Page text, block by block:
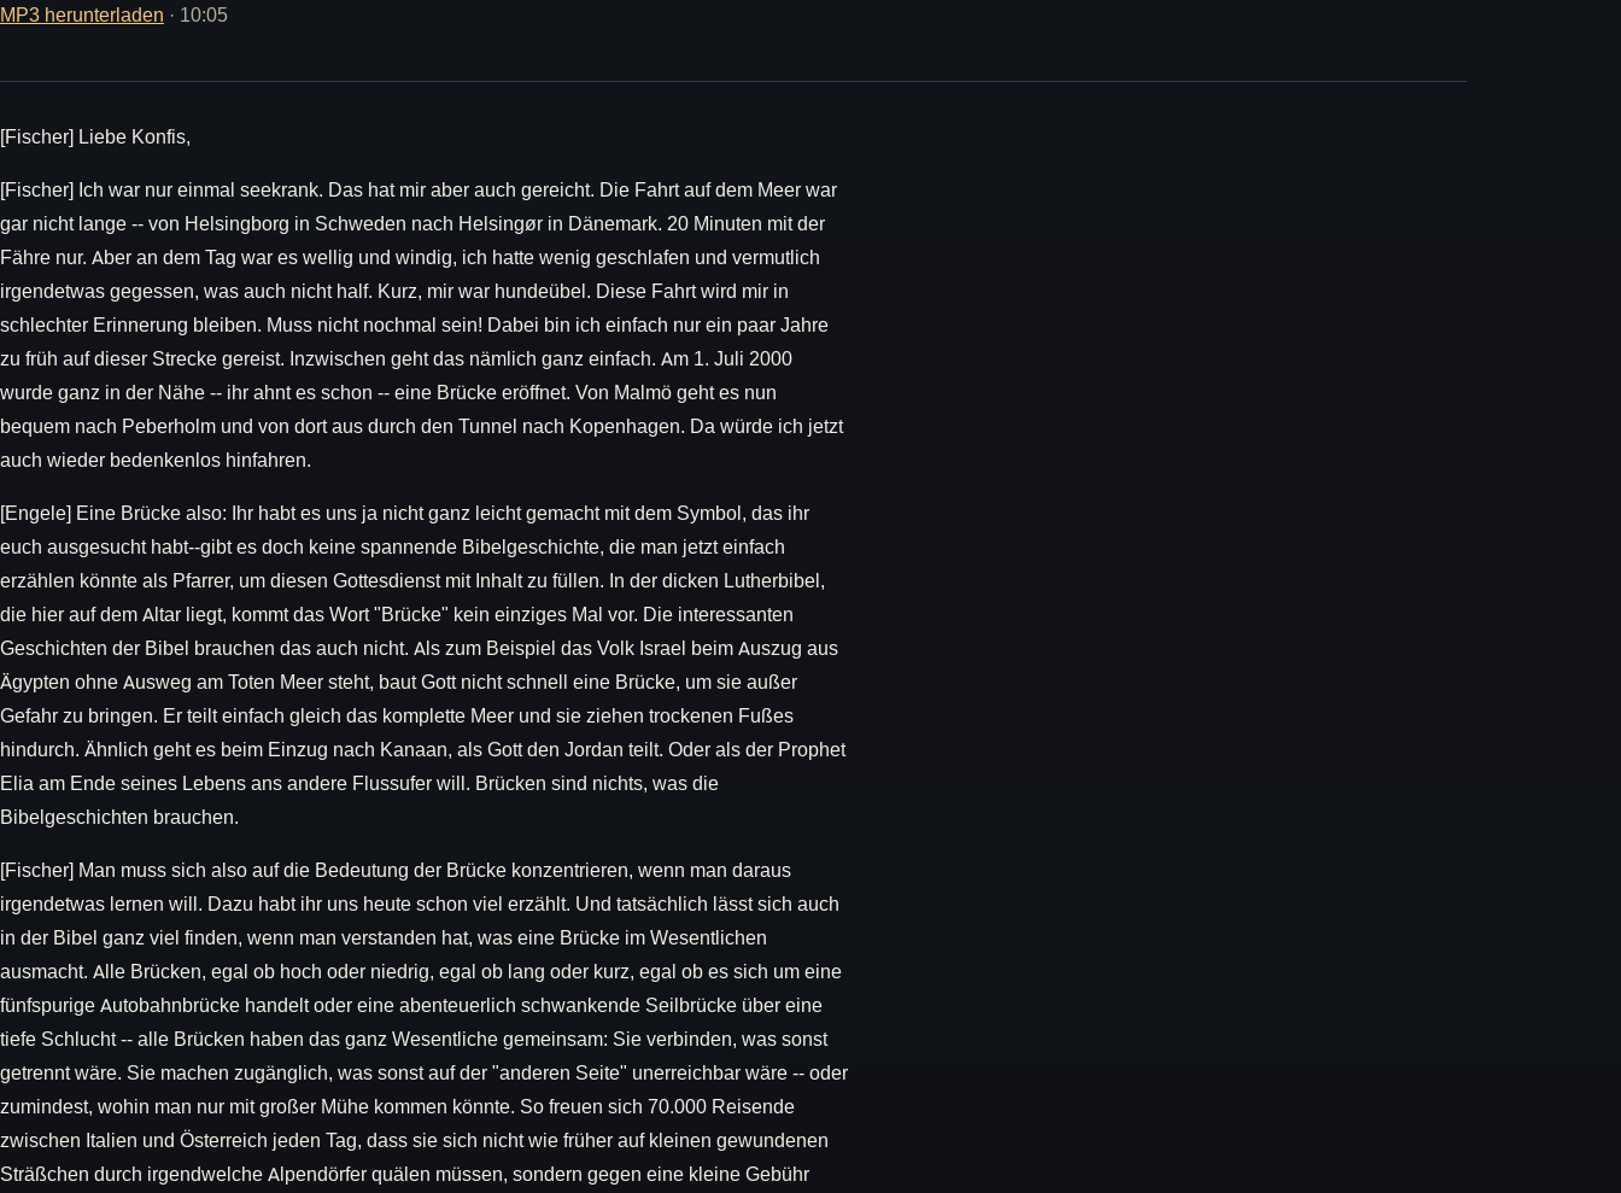
MP3 herunterladen · 10:05
[Fischer] Liebe Konfis,
[Fischer] Ich war nur einmal seekrank. Das hat mir aber auch gereicht. Die Fahrt auf dem Meer war
gar nicht lange -- von Helsingborg in Schweden nach Helsingør in Dänemark. 20 Minuten mit der
Fähre nur. Aber an dem Tag war es wellig und windig, ich hatte wenig geschlafen und vermutlich
irgendetwas gegessen, was auch nicht half. Kurz, mir war hundeübel. Diese Fahrt wird mir in
schlechter Erinnerung bleiben. Muss nicht nochmal sein! Dabei bin ich einfach nur ein paar Jahre
zu früh auf dieser Strecke gereist. Inzwischen geht das nämlich ganz einfach. Am 1. Juli 2000
wurde ganz in der Nähe -- ihr ahnt es schon -- eine Brücke eröffnet. Von Malmö geht es nun
bequem nach Peberholm und von dort aus durch den Tunnel nach Kopenhagen. Da würde ich jetzt
auch wieder bedenkenlos hinfahren.
[Engele] Eine Brücke also: Ihr habt es uns ja nicht ganz leicht gemacht mit dem Symbol, das ihr
euch ausgesucht habt--gibt es doch keine spannende Bibelgeschichte, die man jetzt einfach
erzählen könnte als Pfarrer, um diesen Gottesdienst mit Inhalt zu füllen. In der dicken Lutherbibel,
die hier auf dem Altar liegt, kommt das Wort "Brücke" kein einziges Mal vor. Die interessanten
Geschichten der Bibel brauchen das auch nicht. Als zum Beispiel das Volk Israel beim Auszug aus
Ägypten ohne Ausweg am Toten Meer steht, baut Gott nicht schnell eine Brücke, um sie außer
Gefahr zu bringen. Er teilt einfach gleich das komplette Meer und sie ziehen trockenen Fußes
hindurch. Ähnlich geht es beim Einzug nach Kanaan, als Gott den Jordan teilt. Oder als der Prophet
Elia am Ende seines Lebens ans andere Flussufer will. Brücken sind nichts, was die
Bibelgeschichten brauchen.
[Fischer] Man muss sich also auf die Bedeutung der Brücke konzentrieren, wenn man daraus
irgendetwas lernen will. Dazu habt ihr uns heute schon viel erzählt. Und tatsächlich lässt sich auch
in der Bibel ganz viel finden, wenn man verstanden hat, was eine Brücke im Wesentlichen
ausmacht. Alle Brücken, egal ob hoch oder niedrig, egal ob lang oder kurz, egal ob es sich um eine
fünfspurige Autobahnbrücke handelt oder eine abenteuerlich schwankende Seilbrücke über eine
tiefe Schlucht -- alle Brücken haben das ganz Wesentliche gemeinsam: Sie verbinden, was sonst
getrennt wäre. Sie machen zugänglich, was sonst auf der "anderen Seite" unerreichbar wäre -- oder
zumindest, wohin man nur mit großer Mühe kommen könnte. So freuen sich 70.000 Reisende
zwischen Italien und Österreich jeden Tag, dass sie sich nicht wie früher auf kleinen gewundenen
Sträßchen durch irgendwelche Alpendörfer quälen müssen, sondern gegen eine kleine Gebühr